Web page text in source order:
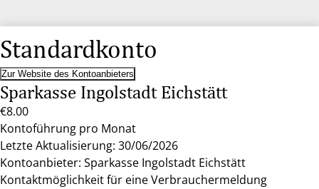
Standardkonto
Zur Website des Kontoanbieters
Sparkasse Ingolstadt Eichstätt
€8.00
Kontoführung pro Monat
Letzte Aktualisierung: 30/06/2026
Kontoanbieter: Sparkasse Ingolstadt Eichstätt
Kontaktmöglichkeit für eine Verbrauchermeldung